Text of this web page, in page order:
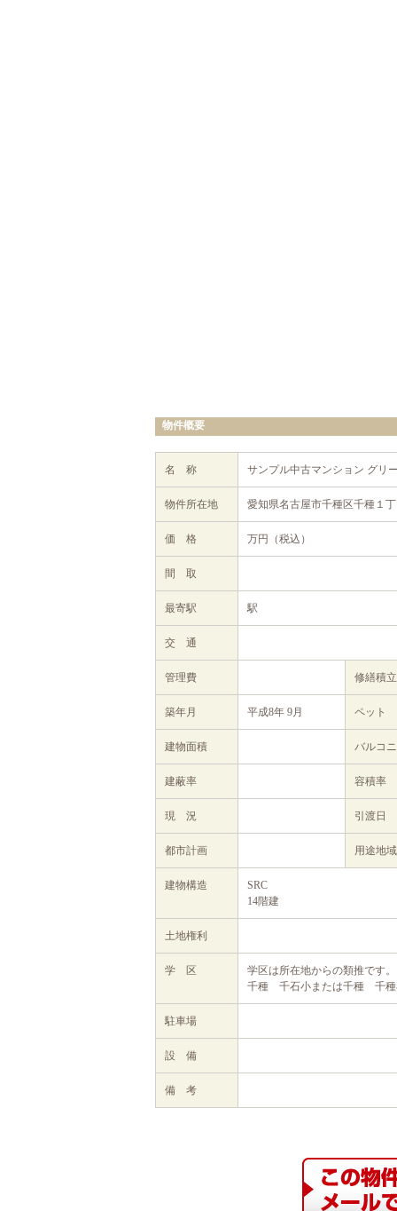
物件概要
名 称 サンプル中古マンション グリ
物件所在地 愛知県名古屋市千種区千種１
価 格 万円（税込）
間 取
最寄駅 駅
交 通
管理費 修繕積
築年月 平成8年 9月 ペット
建物面積 バルコ
建蔽率 容積率
現 況 引渡日
都市計画 用途地域
建物構造
SRC
14階建
土地権利
学 区
学区は所在地からの類推です。
千種 千石小または千種 千種
駐車場
設 備
備 考